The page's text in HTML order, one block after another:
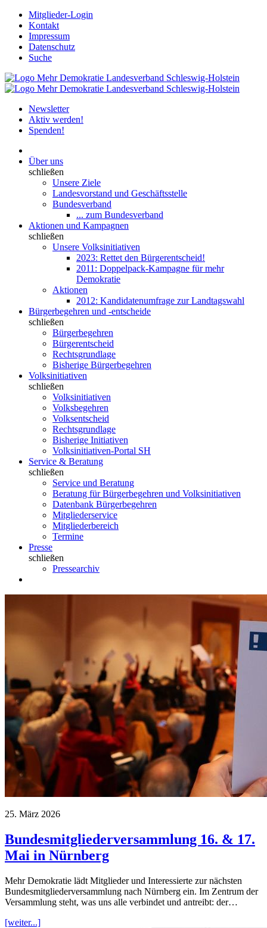
Mitglieder-Login
Kontakt
Impressum
Datenschutz
Suche
Newsletter
Aktiv werden!
Spenden!
Über uns
schließen
Unsere Ziele
Landesvorstand und Geschäftsstelle
Bundesverband
... zum Bundesverband
Aktionen und Kampagnen
schließen
Unsere Volksinitiativen
2023: Rettet den Bürgerentscheid!
2011: Doppelpack-Kampagne für mehr
Demokratie
Aktionen
2012: Kandidatenumfrage zur Landtagswahl
Bürgerbegehren und -entscheide
schließen
Bürgerbegehren
Bürgerentscheid
Rechtsgrundlage
Bisherige Bürgerbegehren
Volksinitiativen
schließen
Volksinitiativen
Volksbegehren
Volksentscheid
Rechtsgrundlage
Bisherige Initiativen
Volksinitiativen-Portal SH
Service & Beratung
schließen
Service und Beratung
Beratung für Bürgerbegehren und Volksinitiativen
Datenbank Bürgerbegehren
Mitgliederservice
Mitgliederbereich
Termine
Presse
schließen
Pressearchiv
25. März 2026
Bundesmitgliederversammlung 16. & 17.
Mai in Nürnberg
Mehr Demokratie lädt Mitglieder und Interessierte zur nächsten
Bundesmitgliederversammlung nach Nürnberg ein. Im Zentrum der
Versammlung steht, was uns alle verbindet und antreibt: der…
[weiter...]